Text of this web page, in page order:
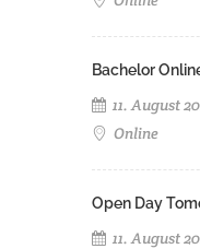
Bachelor
11. August
Online
Open Day
11. August